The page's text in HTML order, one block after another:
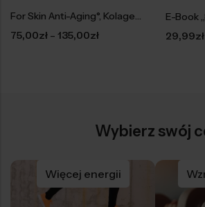
For Skin Anti-Aging°, Kolagen w saszetkach
75,00zł – 135,00zł
29,99zł
Wybierz swój
Więcej energii